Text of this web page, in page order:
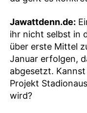
Jawattdenn.de:
ihr nicht selbst in
über erste Mittel
Januar erfolgen,
abgesetzt.
Projekt
wird?